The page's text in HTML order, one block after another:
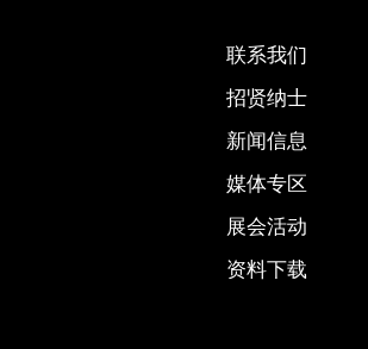
联系我们
招贤纳士
新闻信息
媒体专区
展会活动
资料下载